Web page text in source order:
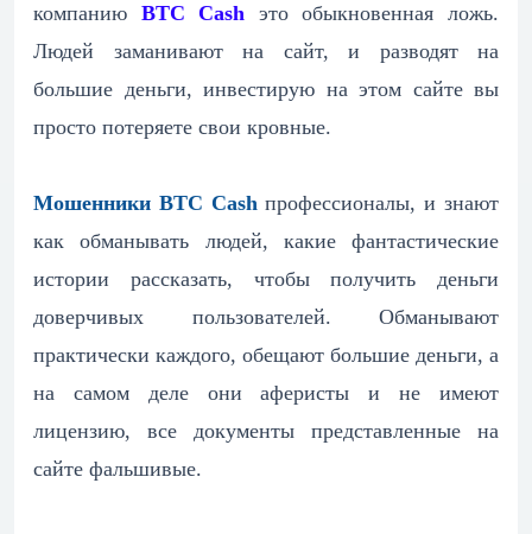
компанию BTC Cash это обыкновенная ложь.
Людей заманивают на сайт, и разводят на
большие деньги, инвестирую на этом сайте вы
просто потеряете свои кровные.
Мошенники BTC Cashпрофессионалы, и знают
как обманывать людей, какие фантастические
истории рассказать, чтобы получить деньги
доверчивых пользователей. Обманывают
практически каждого, обещают большие деньги, а
на самом деле они аферисты и не имеют
лицензию, все документы представленные на
сайте фальшивые.